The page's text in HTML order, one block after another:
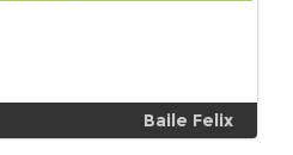
Baile Felix